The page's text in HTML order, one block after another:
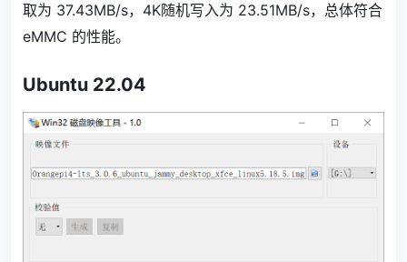
取为 37.43MB/s，4K随机写入为 23.51MB/s，总体符合
eMMC 的性能。
Ubuntu 22.04